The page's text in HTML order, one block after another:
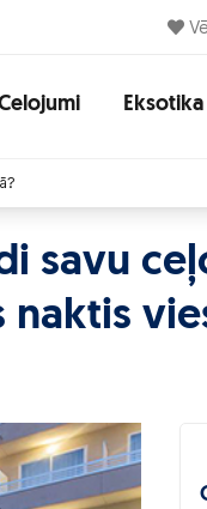
Eksotika
savu